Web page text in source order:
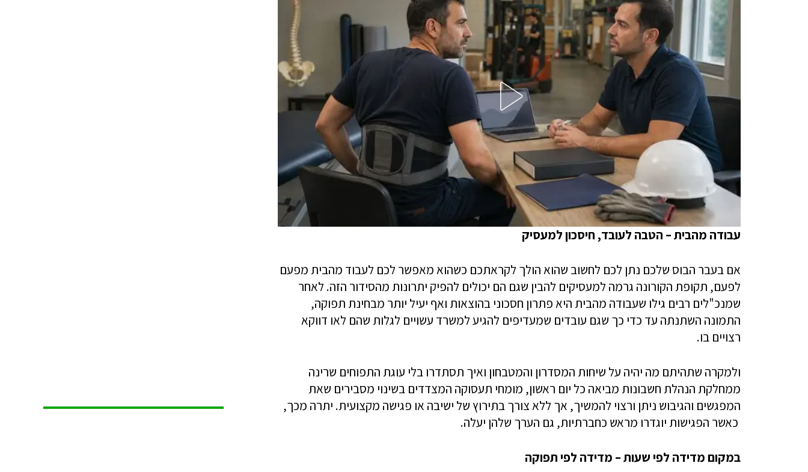
עבודה מהבית – הטבה לעובד, חיסכון למעסיק
אם בעבר הבוס שלכם נתן לכם לחשוב שהוא הולך לקראתכם כשהוא מאפשר לכם לעבוד מהבית מפעם
לפעם, תקופת הקורונה גרמה למעסיקים להבין שגם הם יכולים להפיק יתרונות מהסידור הזה. לאחר
שמנכ"לים רבים גילו שעבודה מהבית היא פתרון חסכוני בהוצאות ואף יעיל יותר מבחינת תפוקה,
התמונה השתנתה עד כדי כך שגם עובדים שמעדיפים להגיע למשרד עשויים לגלות שהם לאו דווקא
רצויים בו.
ולמקרה שתהיתם מה יהיה על שיחות המסדרון והמטבחון ואיך תסתדרו בלי עוגת התפוחים שרינה
ממחלקת הנהלת חשבונות מביאה כל יום ראשון, מומחי תעסוקה המצדדים בשינוי מסבירים שאת
המפגשים והגיבוש ניתן ורצוי להמשיך, אך ללא צורך בתירוץ של ישיבה או פגישה מקצועית. יתרה מכך,
כאשר הפגישות יוגדרו מראש כחברתיות, גם הערך שלהן יעלה.
במקום מדידה לפי שעות – מדידה לפי תפוקה